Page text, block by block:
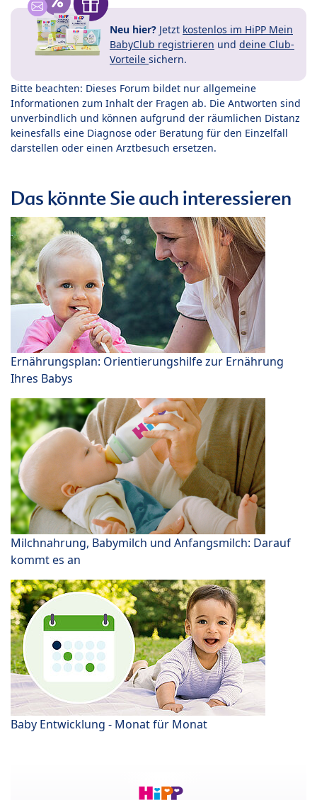
Neu hier? Jetzt kostenlos im HiPP Mein
BabyClub registrieren und deine Club-
Vorteile sichern.
Bitte beachten: Dieses Forum bildet nur allgemeine
Informationen zum Inhalt der Fragen ab. Die Antworten sind
unverbindlich und können aufgrund der räumlichen Distanz
keinesfalls eine Diagnose oder Beratung für den Einzelfall
darstellen oder einen Arztbesuch ersetzen.
Das könnte Sie auch interessieren
Ernährungsplan: Orientierungshilfe zur Ernährung
Ihres Babys
Milchnahrung, Babymilch und Anfangsmilch: Darauf
kommt es an
Baby Entwicklung - Monat für Monat